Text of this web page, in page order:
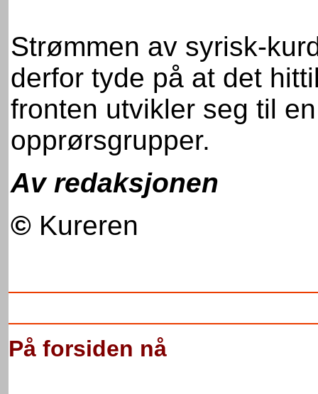
Strømmen av syrisk-
derfor tyde på at det
fronten utvikler seg til
opprørsgrupper.
Av redaksjonen
© Kureren
På forsiden nå